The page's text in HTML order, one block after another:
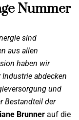
Nummer
sind
aus allen
haben wir
abdecken
und
Bestandteil der
Brunner auf die